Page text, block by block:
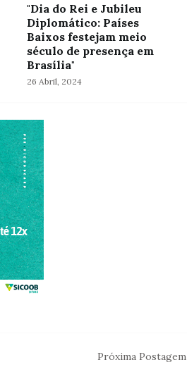
"Dia do Rei e Jubileu
Diplomático: Países
Baixos festejam meio
século de presença em
Brasília"
26 Abril, 2024
Próxima Postagem